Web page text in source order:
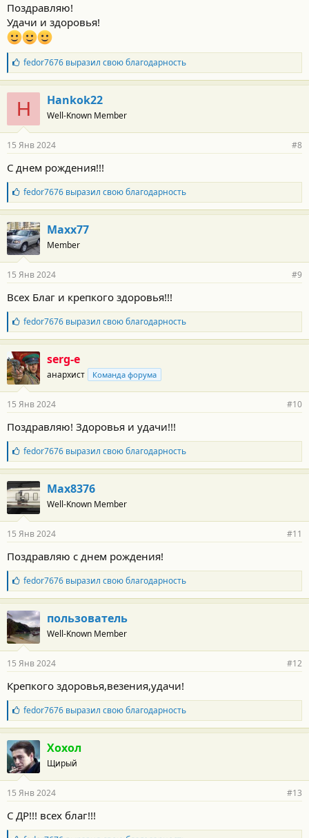
с
т
и
:
Поздравляю!
Удачи и здоровья!
Б
л
а
г
о
а
н
с
т
и
:
fedor7676выразил свою благодарность
H Hankok22
Well-Known Member
15 Янв 2024 #8
С днем рождения!!!
Б
л
а
г
о
д
а
н
с
т
и
:
fedor7676выразил свою благодарность
Маxx77
Member
15 Янв 2024 #9
Всех Благ и крепкого здоровья!!!
Б
л
а
г
о
д
а
н
с
т
и
:
fedor7676выразил свою благодарность
serg-e
анархист Команда форума
15 Янв 2024 #10
Поздравляю! Здоровья и удачи!!!
Б
л
а
г
о
д
а
н
с
т
и
:
fedor7676выразил свою благодарность
Max8376
Well-Known Member
15 Янв 2024 #11
Поздравляю с днем рождения!
Б
л
а
г
о
д
а
н
с
т
и
:
fedor7676выразил свою благодарность
пользователь
Well-Known Member
15 Янв 2024 #12
Крепкого здоровья,везения,удачи!
Б
л
а
г
о
д
а
н
с
т
fedor7676выразил свою благодарность
Хохол
Щирый
15 Янв 2024 #13
С ДР!!! всех благ!!!